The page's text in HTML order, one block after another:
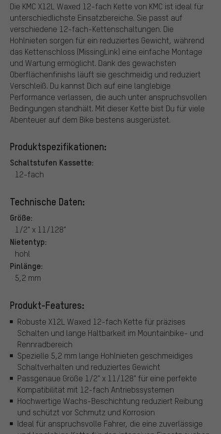
Die KMC X12L Waxed 12-fach Kette von KMC ist ideal für
unterschiedlichste Einsatzbereiche. Sie passt auf
verschiedene 12-fach-Kettenschaltungen. Die
Hohlnieten sorgen für ein reduziertes Gewicht, während
das Kettenschloss (MissingLink) eine einfache Montage
und Wartung ermöglicht. Dank des gewachsten
Oberflächenfinishs läuft sie geschmeidig und reduziert
Verschleiß. Du kannst Dich auf eine langlebige
Performance verlassen, die auch unter anspruchsvollen
Bedingungen standhält. Mit dieser Kette bist Du für viele
Abenteuer auf dem Bike bestens ausgerüstet.
Produktspezifikationen:
Schaltstufen Kassette:
12-fach
Technische Daten:
Größe:
1/2" x 11/128"
Nietentyp:
hohl
Pinlänge:
5,2 mm
Produkt-Features:
Robuste X12L Waxed 12-fach Kette für präzises
Schalten und lange Haltbarkeit im Mountainbike- und
Rennradbereich
Spezielle 5,2 mm lange Hohlnieten geschmeidiges
Schaltverhalten und reduziertes Gewicht
Passgenaue Größe 1/2" x 11/128" für eine perfekte
Kompatibilität mit 12-fach Antriebssystemen
Hochwertige Wachs-Beschichtung reduziert Reibung
und schützt vor Schmutz und Korrosion
Ideal für anspruchsvolle Fahrer, die eine zuverlässige